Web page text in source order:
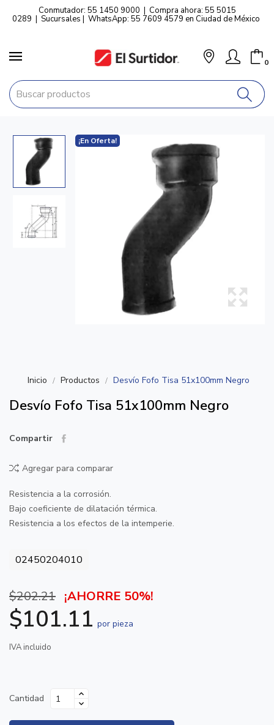
Conmutador: 55 1450 9000 | Compra ahora: 55 5015
0289 | Sucursales | WhatsApp: 55 7609 4579 en Ciudad de México
0
¡En Oferta!
Inicio Productos Desvío Fofo Tisa 51x100mm Negro
Desvío Fofo Tisa 51x100mm Negro
Compartir
Agregar para comparar
Resistencia a la corrosión.
Bajo coeficiente de dilatación térmica.
Resistencia a los efectos de la intemperie.
02450204010
$202.21 ¡AHORRE 50%!
$101.11 por pieza
IVA incluido
Cantidad